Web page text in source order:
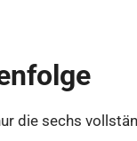
die sechs